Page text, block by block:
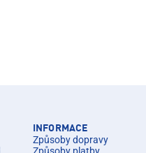
INFORMACE
Způsoby dopravy